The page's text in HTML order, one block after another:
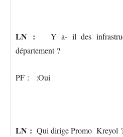
LN :
Y a- il des
département ?
PF : :Oui
LN : Qui dirige Promo Kreyol